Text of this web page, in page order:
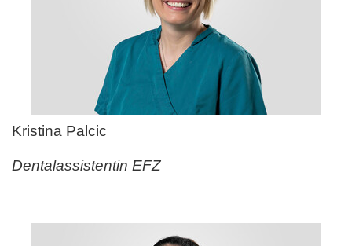
Kristina Palcic
Dentalassistentin EFZ